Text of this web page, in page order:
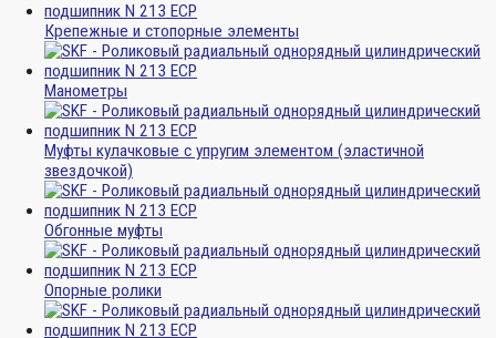
Крепежные и стопорные элементы
Манометры
Муфты кулачковые с упругим элементом (эластичной
звездочкой)
Обгонные муфты
Опорные ролики